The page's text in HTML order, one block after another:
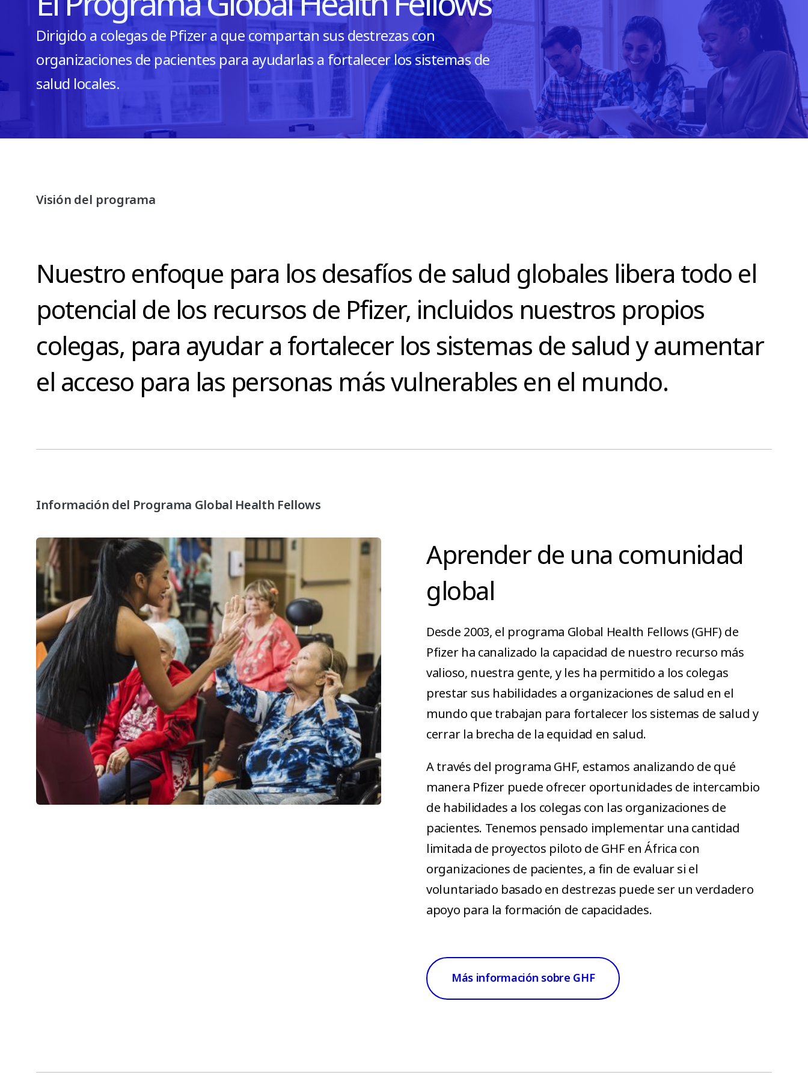
Dirigido a colegas de Pfizer a que compartan sus destrezas con
organizaciones de pacientes para ayudarlas a fortalecer los sistemas de
salud locales.
Visión del programa
Nuestro enfoque para los desafíos de salud globales libera todo el
potencial de los recursos de Pfizer, incluidos nuestros propios
colegas, para ayudar a fortalecer los sistemas de salud y aumentar
el acceso para las personas más vulnerables en el mundo.
Información del Programa Global Health Fellows
Aprender de una comunidad
global
Desde 2003, el programa Global Health Fellows (GHF) de
Pfizer ha canalizado la capacidad de nuestro recurso más
valioso, nuestra gente, y les ha permitido a los colegas
prestar sus habilidades a organizaciones de salud en el
mundo que trabajan para fortalecer los sistemas de salud y
cerrar la brecha de la equidad en salud.
A través del programa GHF, estamos analizando de qué
manera Pfizer puede ofrecer oportunidades de intercambio
de habilidades a los colegas con las organizaciones de
pacientes. Tenemos pensado implementar una cantidad
limitada de proyectos piloto de GHF en África con
organizaciones de pacientes, a fin de evaluar si el
voluntariado basado en destrezas puede ser un verdadero
apoyo para la formación de capacidades.
Más información sobre GHF